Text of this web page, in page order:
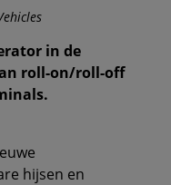
in de
roll-on/roll-off
hijsen en